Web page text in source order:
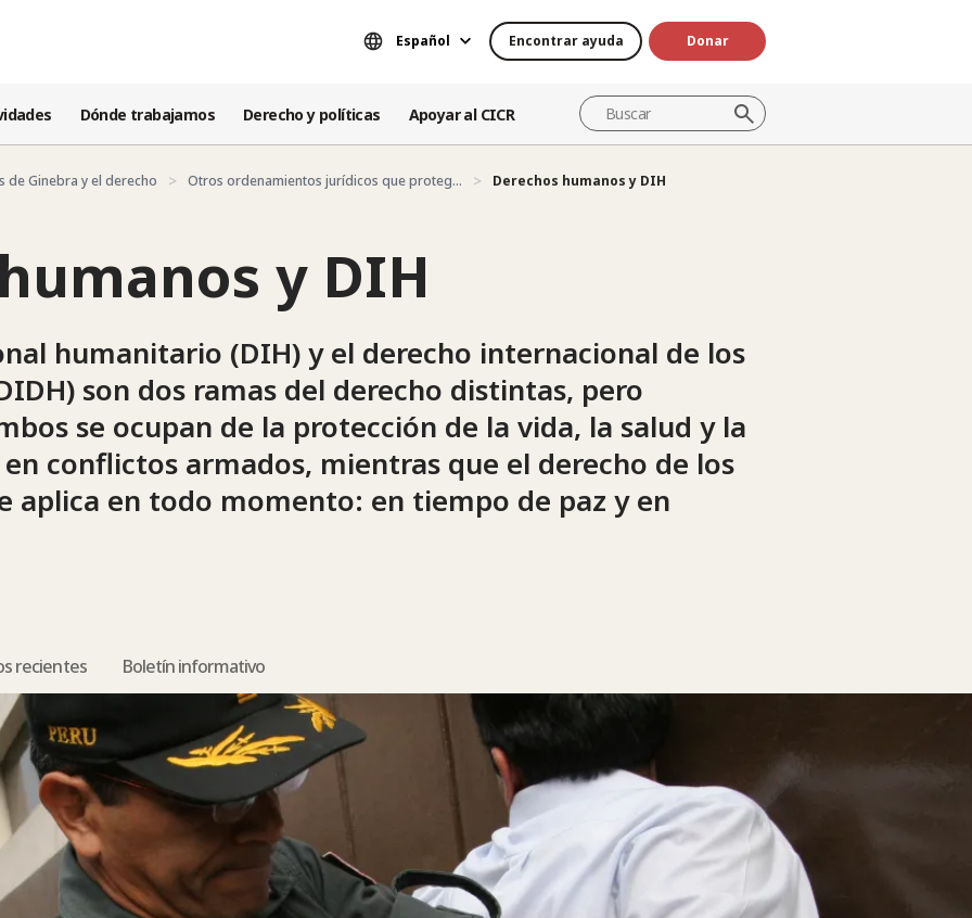
Español Encontrar ayuda Donar
Dónde trabajamos Derecho y políticas Apoyar al CICR
de Ginebra y el derecho Otros ordenamientos jurídicos que proteg... Derechos humanos y DIH
y DIH
humanitario (DIH) y el derecho internacional de los
son dos ramas del derecho distintas, pero
se ocupan de la protección de la vida, la salud y la
conflictos armados, mientras que el derecho de los
aplica en todo momento: en tiempo de paz y en
recientes Boletín informativo